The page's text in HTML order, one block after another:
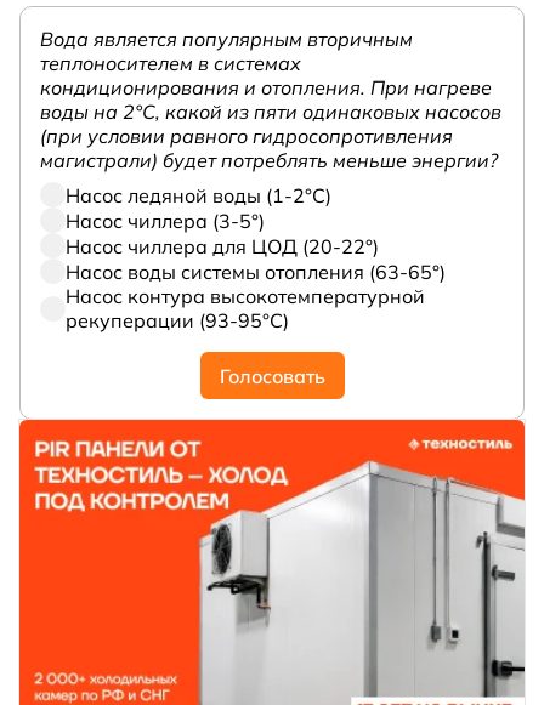
Вода является популярным вторичным
теплоносителем в системах
кондиционирования и отопления. При нагреве
воды на 2°С, какой из пяти одинаковых насосов
(при условии равного гидросопротивления
магистрали) будет потреблять меньше энергии?
Насос ледяной воды (1-2°С)
Насос чиллера (3-5°)
Насос чиллера для ЦОД (20-22°)
Насос воды системы отопления (63-65°)
Насос контура высокотемпературной
рекуперации (93-95°С)
Голосовать